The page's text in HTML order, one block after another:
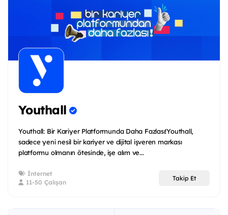
Youthall
Youthall: Bir Kariyer Platformunda Daha Fazlası!Youthall,
sadece yeni nesil bir kariyer ve dijital işveren markası
platformu olmanın ötesinde, işe alım ve...
İnternet
11-50 Çalışan
Takip Et